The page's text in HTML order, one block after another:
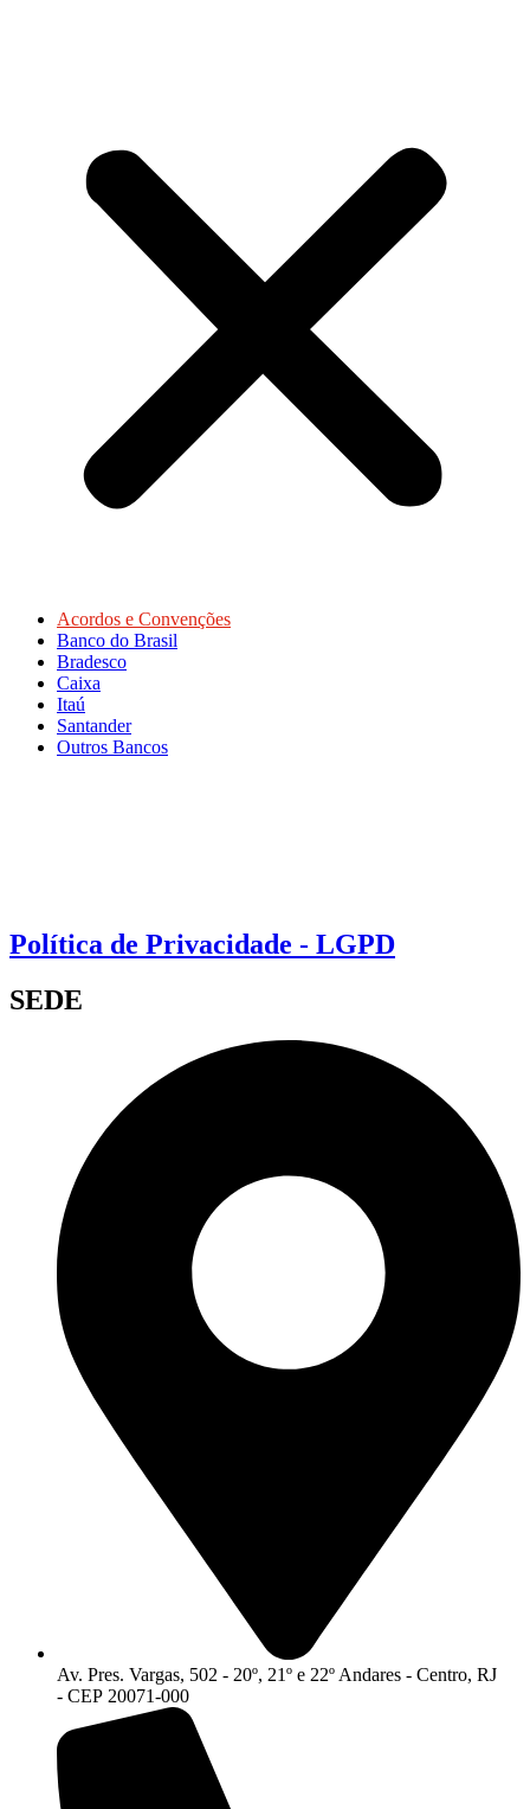
Acordos e Convenções
Banco do Brasil
Bradesco
Caixa
Itaú
Santander
Outros Bancos
Política de Privacidade - LGPD
SEDE
Av. Pres. Vargas, 502 - 20º, 21º e 22º Andares - Centro, RJ
- CEP 20071-000